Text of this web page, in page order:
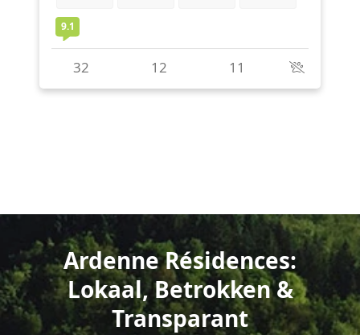
Ardenne Résidences:
Lokaal, Betrokken &
Transparant